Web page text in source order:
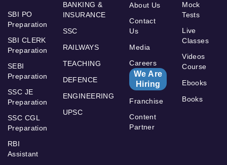
SBI PO
Preparation
SBI CLERK
Preparation
SEBI
Preparation
SSC JE
Preparation
SSC CGL
Preparation
RBI
Assistant
BANKING &
INSURANCE
SSC
RAILWAYS
TEACHING
DEFENCE
ENGINEERING
UPSC
About Us
Contact
Us
Media
Careers
We Are
Hiring
Franchise
Content
Partner
Mock
Tests
Live
Classes
Videos
Course
Ebooks
Books